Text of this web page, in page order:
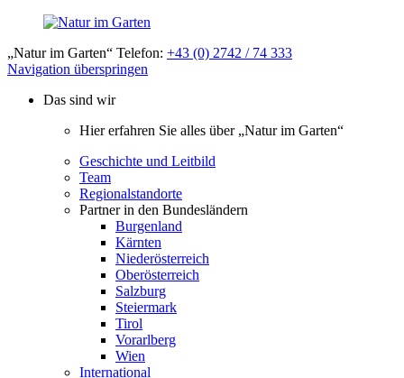
„Natur im Garten“ Telefon: +43 (0) 2742 / 74 333
Navigation überspringen
Das sind wir
Hier erfahren Sie alles über „Natur im Garten“
Geschichte und Leitbild
Team
Regionalstandorte
Partner in den Bundesländern
Burgenland
Kärnten
Niederösterreich
Oberösterreich
Salzburg
Steiermark
Tirol
Vorarlberg
Wien
International